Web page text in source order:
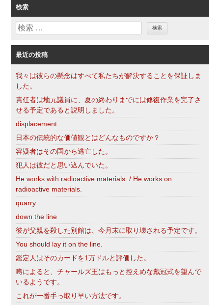
ゴ
リ
ー
検索
検
最近の投稿
我々は彼らの懸念はすべて私たちが解決することを保証しま
した。
責任者は地元議員に、夏の終わりまでには修復作業を完了さ
せる予定であると説明しました。
displacement
日本の伝統的な価値観とはどんなものですか？
容疑者はその国から逃亡した。
犯人は彼だと思い込んでいた。
He works with radioactive materials. / He works on
radioactive materials.
quarry
down the line
彼が父親を殺した別館は、今月末に取り壊される予定です。
You should lay it on the line.
鑑定人はそのカードを1万ドルと評価した。
噂によると、チャールズ王はもっと控えめな戴冠式を望んで
いるようです。
これが一番手っ取り早い方法です。